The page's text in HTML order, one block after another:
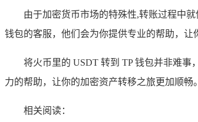
由于加密货币市场的特殊性,转账过程中
钱包的客服，他们会为你提供专业的帮助，让
将火币里的 USDT 转到 TP 钱包并非难
力的帮助，让你的加密资产转移之旅更加顺畅。
相关阅读：